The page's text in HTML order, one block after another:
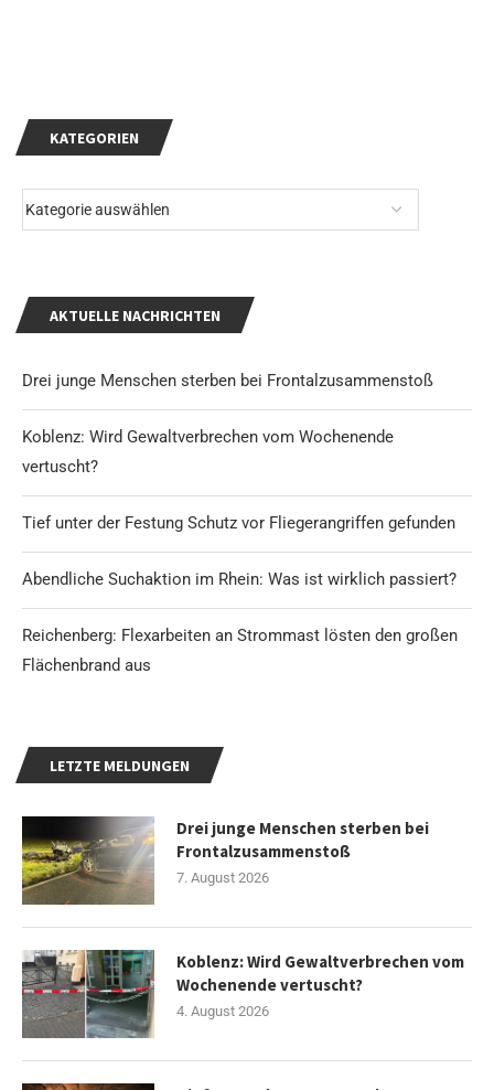
KATEGORIEN
AKTUELLE NACHRICHTEN
Drei junge Menschen sterben bei Frontalzusammenstoß
Koblenz: Wird Gewaltverbrechen vom Wochenende
vertuscht?
Tief unter der Festung Schutz vor Fliegerangriffen gefunden
Abendliche Suchaktion im Rhein: Was ist wirklich passiert?
Reichenberg: Flexarbeiten an Strommast lösten den großen
Flächenbrand aus
LETZTE MELDUNGEN
Drei junge Menschen sterben bei
Frontalzusammenstoß
7. August 2026
Koblenz: Wird Gewaltverbrechen vom
Wochenende vertuscht?
4. August 2026